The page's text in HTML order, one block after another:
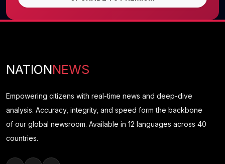
NATIONNEWS
Empowering citizens with real-time news and deep-dive
analysis. Accuracy, integrity, and speed form the backbone
of our global newsroom. Available in 12 languages across 40
countries.